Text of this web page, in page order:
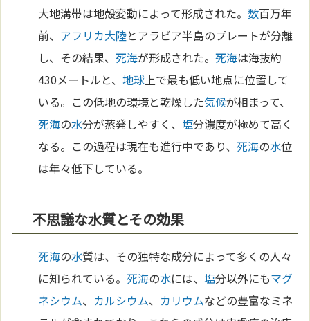
大地溝帯は地殻変動によって形成された。数百万年
前、 アフリカ大陸とアラビア半島のプレートが分離
し、その結果、死海が形成された。死海は海抜約
430メートルと、地球 上で最も低い地点に位置して
いる。この低地の環境と乾燥した気候が相まって、
死海の水分が蒸発しやすく、 塩分濃度が極めて高く
なる。この過程は現在も進行中であり、死海の水位
は年々低下している。
不思議な水質とその効果
死海の水質は、その独特な成分によって多くの人々
に知られている。死海の水には、 塩分以外にもマグ
ネシウム、 カルシウム、 カリウムなどの豊富なミネ